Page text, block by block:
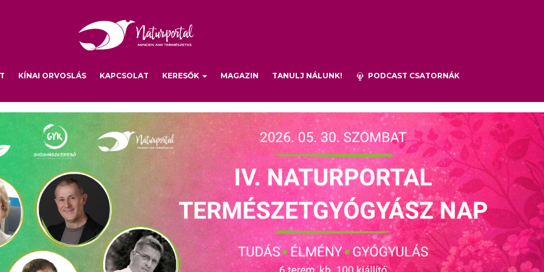
KÍNAI ORVOSLÁS KAPCSOLAT KERESŐK MAGAZIN TANULJ NÁLUNK! PODCAST CSATORNÁK